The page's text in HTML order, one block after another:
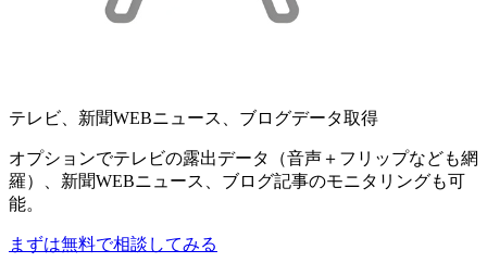
テレビ、新聞WEBニュース、ブログデータ取得
オプションでテレビの露出データ（音声＋フリップなども網
羅）、新聞WEBニュース、ブログ記事のモニタリングも可
能。
まずは無料で相談してみる